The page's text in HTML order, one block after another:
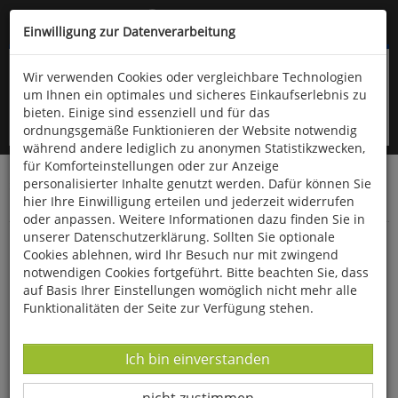
Kompletten Head der Seite überspringen
oder (06766) 9323-960
Startseite Bücher Downloads
Zeitschriften
Der Falke
Bild des Monats: Auflösung vom August
Einwilligung zur Datenverarbeitung
Wir verwenden Cookies oder vergleichbare Technologien
um Ihnen ein optimales und sicheres Einkaufserlebnis zu
bieten. Einige sind essenziell und für das
ordnungsgemäße Funktionieren der Website notwendig
während andere lediglich zu anonymen Statistikzwecken,
für Komforteinstellungen oder zur Anzeige
personalisierter Inhalte genutzt werden. Dafür können Sie
hier Ihre Einwilligung erteilen und jederzeit widerrufen
oder anpassen. Weitere Informationen dazu finden Sie in
unserer Datenschutzerklärung. Sollten Sie optionale
Cookies ablehnen, wird Ihr Besuch nur mit zwingend
notwendigen Cookies fortgeführt. Bitte beachten Sie, dass
auf Basis Ihrer Einstellungen womöglich nicht mehr alle
Funktionalitäten der Seite zur Verfügung stehen.
Datenverarbeitung -
Ich bin einverstanden